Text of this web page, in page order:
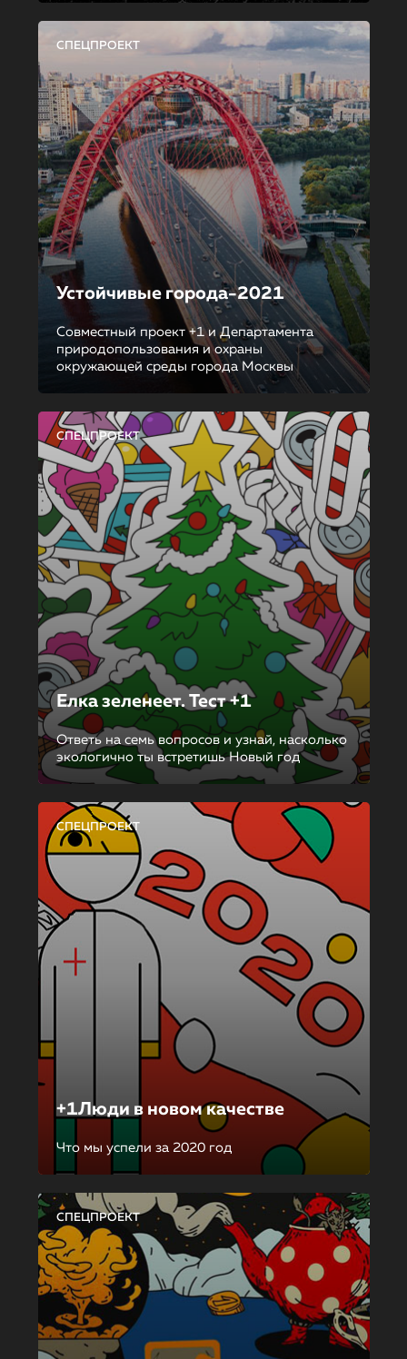
СПЕЦПРОЕКТ
Устойчивые города-2021
Совместный проект +1 и Департамента
природопользования и охраны
окружающей среды города Москвы
СПЕЦПРОЕКТ
Елка зеленеет. Тест +1
Ответь на семь вопросов и узнай, насколько
экологично ты встретишь Новый год
СПЕЦПРОЕКТ
+1Люди в новом качестве
Что мы успели за 2020 год
СПЕЦПРОЕКТ